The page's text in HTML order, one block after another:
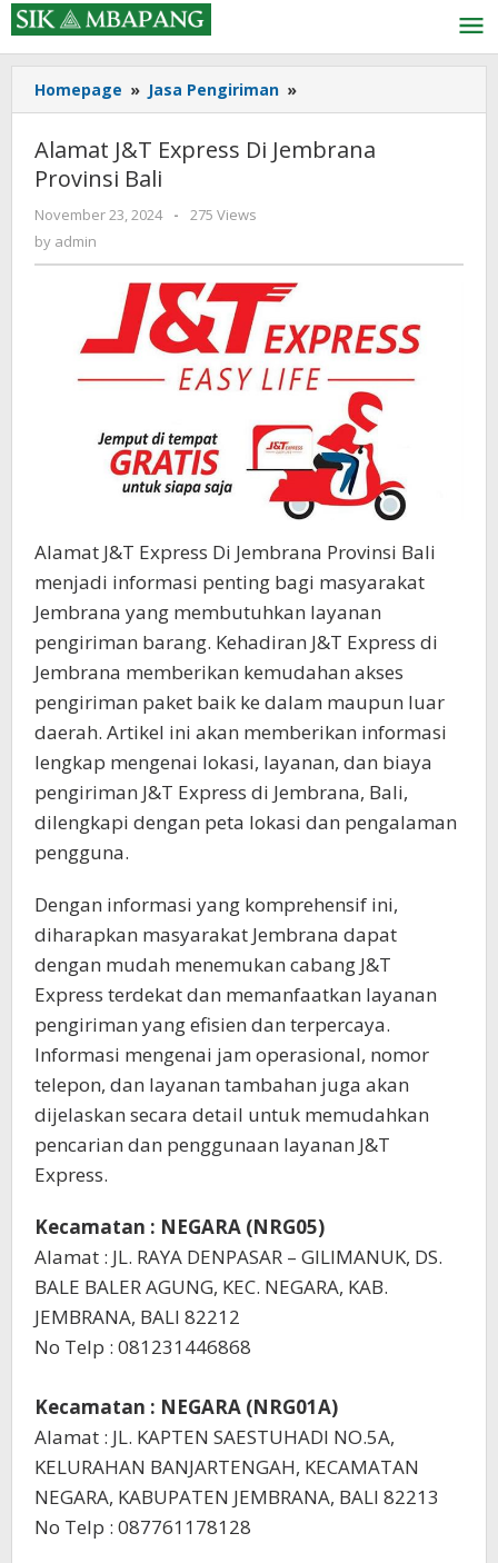
Skip
to
content
Homepage » Jasa Pengiriman »
J&T
Di
Alamat J&T Express Di Jembrana
Provinsi Bali
November 23, 2024
by
-
275 Views
by admin
Alamat J&T Express Di Jembrana Provinsi Bali
menjadi informasi penting bagi masyarakat
Jembrana yang membutuhkan layanan
pengiriman barang. Kehadiran J&T Express di
Jembrana memberikan kemudahan akses
pengiriman paket baik ke dalam maupun luar
daerah. Artikel ini akan memberikan informasi
lengkap mengenai lokasi, layanan, dan biaya
pengiriman J&T Express di Jembrana, Bali,
dilengkapi dengan peta lokasi dan pengalaman
pengguna.
Dengan informasi yang komprehensif ini,
diharapkan masyarakat Jembrana dapat
dengan mudah menemukan cabang J&T
Express terdekat dan memanfaatkan layanan
pengiriman yang efisien dan terpercaya.
Informasi mengenai jam operasional, nomor
telepon, dan layanan tambahan juga akan
dijelaskan secara detail untuk memudahkan
pencarian dan penggunaan layanan J&T
Express.
Kecamatan : NEGARA (NRG05)
Alamat : JL. RAYA DENPASAR – GILIMANUK, DS.
BALE BALER AGUNG, KEC. NEGARA, KAB.
JEMBRANA, BALI 82212
No Telp : 081231446868
Kecamatan : NEGARA (NRG01A)
Alamat : JL. KAPTEN SAESTUHADI NO.5A,
KELURAHAN BANJARTENGAH, KECAMATAN
NEGARA, KABUPATEN JEMBRANA, BALI 82213
No Telp : 087761178128